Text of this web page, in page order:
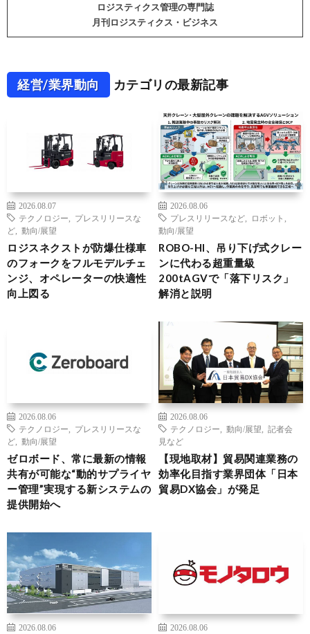
ロジスティクス管理の専門誌
月刊ロジスティクス・ビジネス
経営/業界動向 カテゴリの最新記事
2026.08.07
テクノロジー
プレスリリースな
ど
動向/展望
ロジスネクストが防爆仕様車
のフォークをフルモデルチェ
ンジ、オペレーターの快適性
向上図る
2026.08.06
プレスリリースなど
ロボット
動向/展望
ROBO-HI、吊り下げ式クレー
ンに代わる超重量級
200tAGVで「落下リスク」
解消と説明
2026.08.06
テクノロジー
プレスリリースな
ど
動向/展望
ゼロボード、常に最新の情報
共有が可能な“動的サプライヤ
ー管理”実現する新システムの
提供開始へ
2026.08.06
テクノロジー
動向/展望
記者会
見など
【現地取材】貿易関連業務の
効率化目指す業界団体「日本
貿易DX協会」が発足
2026.08.06
2026.08.06